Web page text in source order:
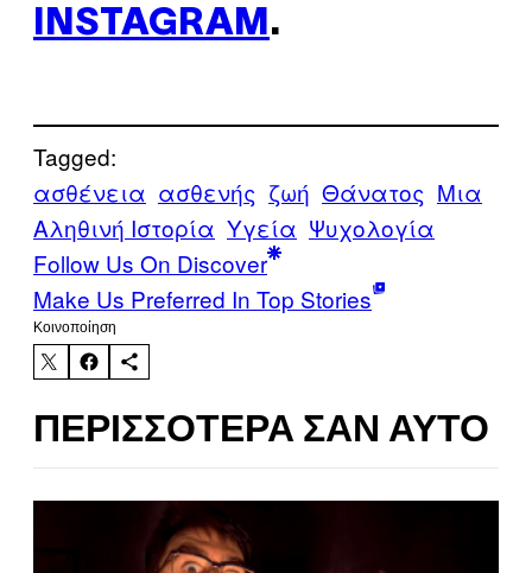
INSTAGRAM .
Tagged:
ασθένεια ασθενής ζωή Θάνατος Μια
Αληθινή Ιστορία Υγεία Ψυχολογία
Follow Us On Discover
Make Us Preferred In Top Stories
Kοινοποίηση
ΠΕΡΙΣΣΌΤΕΡΑ ΣΑΝ ΑΥΤΌ